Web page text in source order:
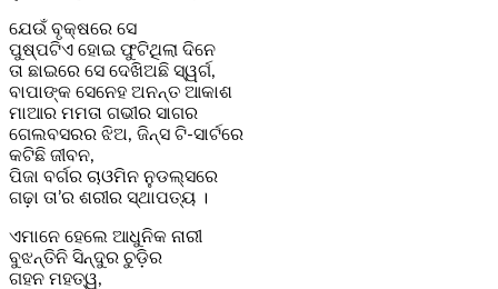
ଯେଉଁ ବୃକ୍ଷରେ ସେ
ପୁଷ୍ପଟିଏ ହୋଇ ଫୁଟିଥିଲା ଦିନେ
ତା ଛାଇରେ ସେ ଦେଖିଅଛି ସ୍ୱର୍ଗ,
ବାପାଙ୍କ ସେନେହ ଅନନ୍ତ ଆକାଶ
ମାଆର ମମତା ଗଭୀର ସାଗର
ଗେଲବସରର ଝିଅ, ଜିନ୍ସ ଟି-ସାର୍ଟରେ
କଟିଛି ଜୀବନ,
ପିଜା ବର୍ଗର ଚାଓମିନ ନୁଡଲ୍ସରେ
ଗଢ଼ା ତା’ର ଶରୀର ସ୍ଥାପତ୍ୟ ।
ଏମାନେ ହେଲେ ଆଧୁନିକ ନାରୀ
ବୁଝନ୍ତିନି ସିନ୍ଦୁର ଚୁଡ଼ିର
ଗହନ ମହତ୍ୱ,